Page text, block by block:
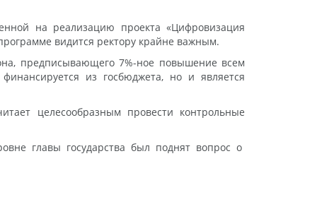
на реализацию проекта «Цифровизация
видится ректору крайне важным.
предписывающего 7%-ное повышение всем
из госбюджета, но и является
целесообразным провести контрольные
главы государства был поднят вопрос о